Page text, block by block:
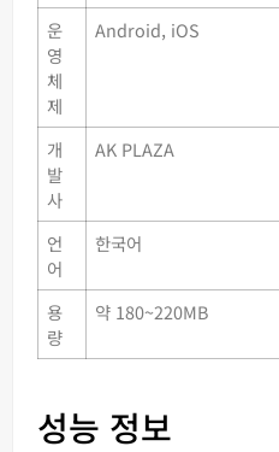
운
영
체
제
Android, iOS
개
발
사
AK PLAZA
언
어
한국어
용
량
약 180~220MB
성능 정보